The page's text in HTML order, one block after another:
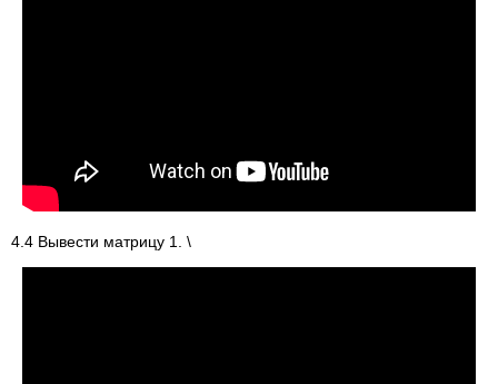
4.4 Вывести матрицу 1. \